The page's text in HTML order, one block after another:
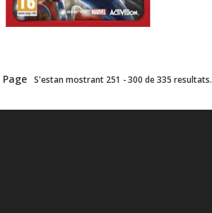
S'estan mostrant 251 - 300 de 335 resultats.